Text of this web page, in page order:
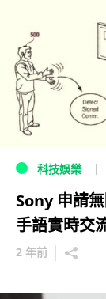
科技娛樂
Sony 申請
手語實時交
2 年前